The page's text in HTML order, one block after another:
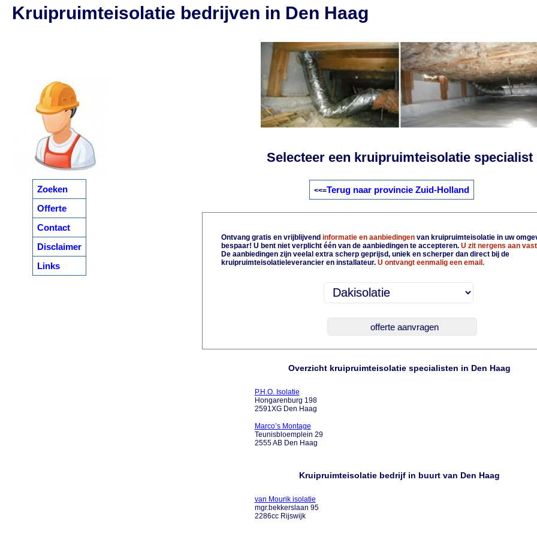
Zoeken
Offerte
Contact
Disclaimer
Links
Kruipruimteisolatie bedrijven in Den Haag
Selecteer een kruipruimteisolatie specialist
<<=Terug naar provincie Zuid-Holland
Ontvang gratis en vrijblijvend informatie en aanbiedingenvan kruipruimteisolatie in uw
bespaar! U bent niet verplicht één van de aanbiedingen te accepteren. U zit nergens aan
De aanbiedingen zijn veelal extra scherp geprijsd, uniek en scherper dan direct bij de
kruipruimteisolatieleverancier en installateur. U ontvangt eenmalig een email.
Overzicht kruipruimteisolatie specialisten in Den Haag
P.H.O. Isolatie
Hongarenburg 198
2591XG Den Haag
Marco’s Montage
Teunisbloemplein 29
2555 AB Den Haag
Kruipruimteisolatie bedrijf in buurt van Den Haag
van Mourik isolatie
mgr.bekkerslaan 95
2286cc Rijswijk